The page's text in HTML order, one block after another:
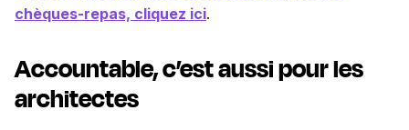
chèques-repas, cliquez ici.
Accountable, c’est aussi pour les
architectes